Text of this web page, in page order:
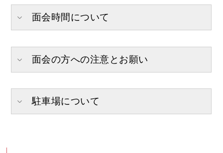
面会時間について
面会の方への注意とお願い
駐車場について